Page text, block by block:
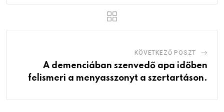
KÖVETKEZŐ POSZT
A demenciában szenvedő apa időben
felismeri a menyasszonyt a szertartáson.